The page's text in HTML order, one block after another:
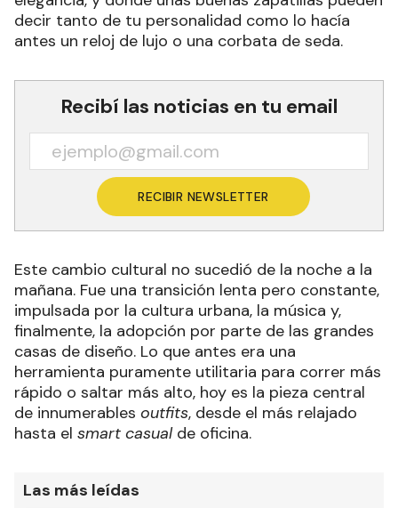
decir tanto de tu personalidad como lo hacía
antes un reloj de lujo o una corbata de seda.
Recibí las noticias en tu email
RECIBIR NEWSLETTER
Este cambio cultural no sucedió de la noche a la
mañana. Fue una transición lenta pero constante,
impulsada por la cultura urbana, la música y,
finalmente, la adopción por parte de las grandes
casas de diseño. Lo que antes era una
herramienta puramente utilitaria para correr más
rápido o saltar más alto, hoy es la pieza central
de innumerables outfits, desde el más relajado
hasta el smart casualde oficina.
Las más leídas